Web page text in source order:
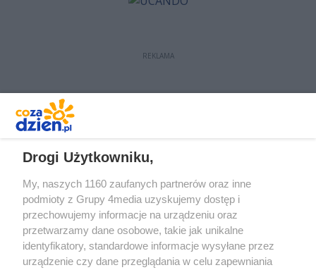
REKLAMA
Drogi Użytkowniku,
My, naszych 1160 zaufanych partnerów oraz inne
podmioty z Grupy 4media uzyskujemy dostęp i
przechowujemy informacje na urządzeniu oraz
przetwarzamy dane osobowe, takie jak unikalne
identyfikatory, standardowe informacje wysyłane przez
urządzenie czy dane przeglądania w celu zapewniania